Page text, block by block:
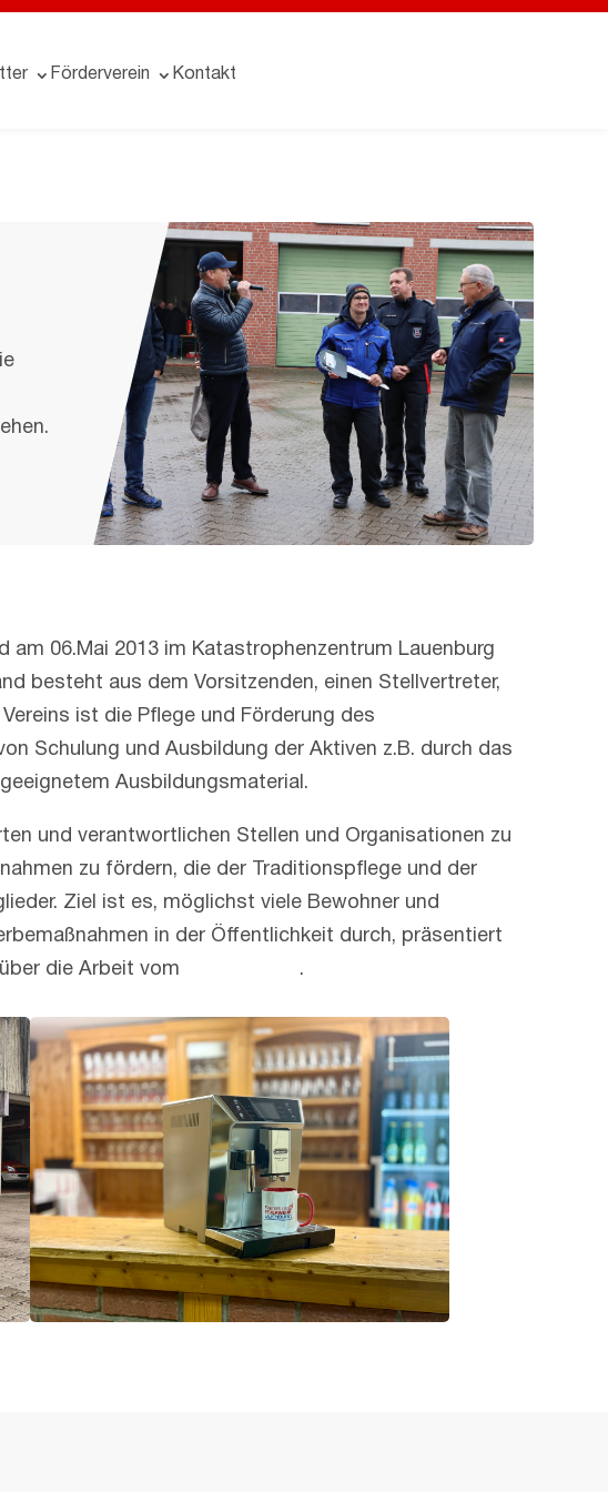
Förderverein Kontakt
am 06.Mai 2013 im Katastrophenzentrum Lauenburg
besteht aus dem Vorsitzenden, einen Stellvertreter,
ist die Pflege und Förderung des
Schulung und Ausbildung der Aktiven z.B. durch das
Ausbildungsmaterial.
und verantwortlichen Stellen und Organisationen zu
zu fördern, die der Traditionspflege und der
Ziel ist es, möglichst viele Bewohner und
in der Öffentlichkeit durch, präsentiert
die Arbeit vom
.